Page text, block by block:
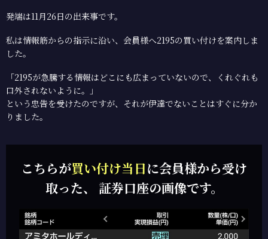
発端は11月26日の出来事です。
私は情報筋からの指示に沿い、会員様へ2195の買い付けを案内しま
した。
「2195が急騰する情報はどこにも広まっていないので、くれぐれも
口外されないように。」
という忠告を受けたのですが、それが伊達でないことはすぐに分か
りました。
こちらが買い付け当日に会員様から受け
取った、
証券口座の画像です。